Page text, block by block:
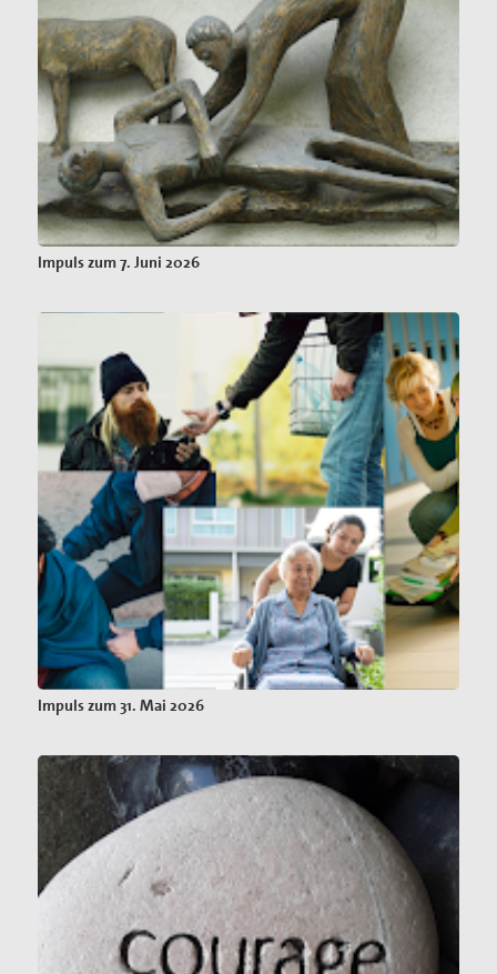
Impuls zum 7. Juni 2026
Impuls zum 31. Mai 2026